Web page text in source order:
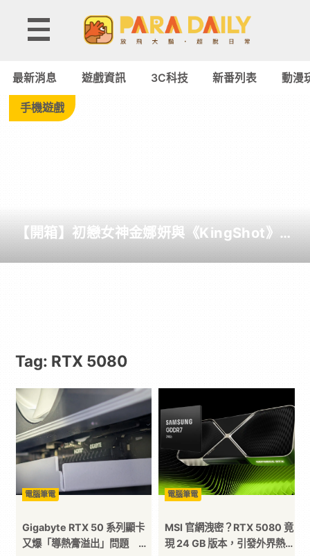
Tag:
5080
-
遊
動
漫
二
次
元
最新消息 遊戲資訊 3C科技 新番列表 動漫
手機遊戲
【開箱】初戀女神金娜妍與《KingShot》再
Tag: RTX 5080
電腦筆電
Gigabyte RTX 50 系列顯卡
又爆「導熱膏溢出」問題 一
電腦筆電
MSI 官網洩密？RTX 5080 竟
現 24 GB 版本，引發外界熱